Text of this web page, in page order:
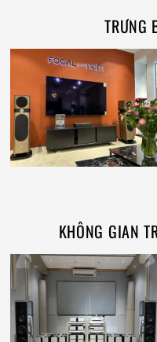
TRƯNG
KHÔNG GIAN